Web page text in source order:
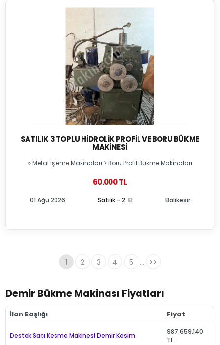
SATILIK 3 TOPLU HIDROLIK PROFIL VE BORU BÜKME
MAKINESI
Metal İşleme Makinaları >Boru Profil Bükme Makinaları
60.000 TL
Satılık - 2. El
01 Ağu 2026 Balıkesir
1 2 3 4 5 ... >>
Demir Bükme Makinası Fiyatları
İlan Başlığı Fiyat
Destek Saçı Kesme Makinesi Demir Kesim
987.659.140
TL